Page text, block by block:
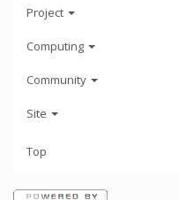
Project
Computing
Community
Site
Top